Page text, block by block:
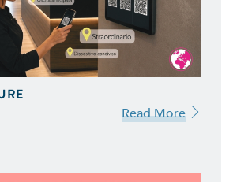
Read More